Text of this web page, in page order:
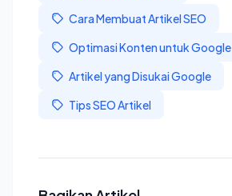
Cara Membuat Artikel SEO
Optimasi Konten untuk Google
Artikel yang Disukai Google
Tips SEO Artikel